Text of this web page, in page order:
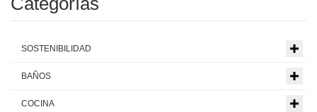
SOSTENIBILIDAD
BAÑOS
COCINA